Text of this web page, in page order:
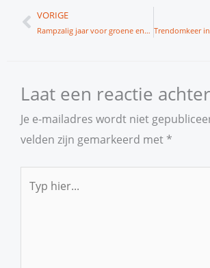
Vorige
VORIGE
Rampzalig jaar voor groene energie aandelen
Laat een reactie achter
Je e-mailadres wordt niet
velden zijn gemarkeerd met *
hier...